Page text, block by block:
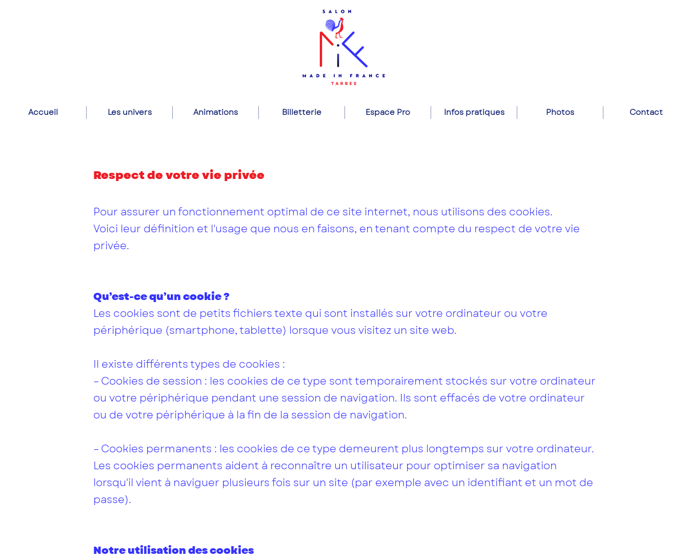
Accueil Les univers Animations Billetterie Espace Pro Infos pratiques Photos Contact
Respect de votre vie privée
Pour assurer un fonctionnement optimal de ce site internet, nous utilisons des cookies.
Voici leur définition et l'usage que nous en faisons, en tenant compte du respect de votre vie
privée.
Qu’est-ce qu’un cookie ?
Les cookies sont de petits fichiers texte qui sont installés sur votre ordinateur ou votre
périphérique (smartphone, tablette) lorsque vous visitez un site web.
Il existe différents types de cookies :
– Cookies de session : les cookies de ce type sont temporairement stockés sur votre ordinateur
ou votre périphérique pendant une session de navigation. Ils sont effacés de votre ordinateur
ou de votre périphérique à la fin de la session de navigation.
– Cookies permanents : les cookies de ce type demeurent plus longtemps sur votre ordinateur.
Les cookies permanents aident à reconnaître un utilisateur pour optimiser sa navigation
lorsqu'il vient à naviguer plusieurs fois sur un site (par exemple avec un identifiant et un mot de
passe).
Notre utilisation des cookies